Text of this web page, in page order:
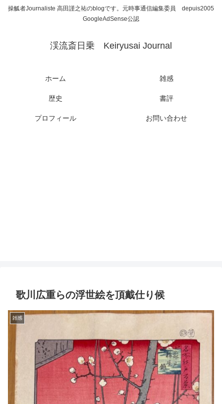
操觚者Journaliste 高田謹之祐のblogです。元時事通信編集委員 depuis2005
GoogleAdSense公認
渓流斎日乗 Keiryusai Journal
ホーム 雑感
歴史 書評
プロフィール お問い合わせ
歌川広重らの浮世絵を頂戴仕り候
雑感